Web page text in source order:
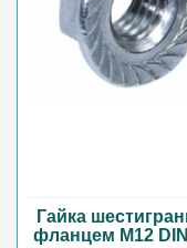
Гайка
фланцем М12